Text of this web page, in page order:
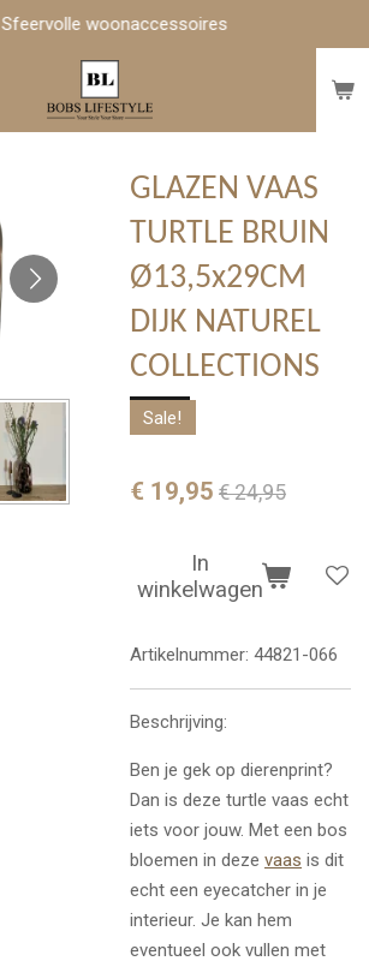
Sfeervolle woonaccessoires
GLAZEN VAAS
TURTLE BRUIN
Ø13,5x29CM
DIJK NATUREL
COLLECTIONS
Sale!
€ 19,95 € 24,95
In
winkelwagen
Artikelnummer: 44821-066
Beschrijving:
Ben je gek op dierenprint?
Dan is deze turtle vaas echt
iets voor jouw. Met een bos
bloemen in deze vaas is dit
echt een eyecatcher in je
interieur. Je kan hem
eventueel ook vullen met